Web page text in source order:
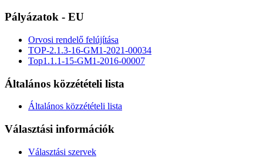
Pályázatok - EU
Orvosi rendelő felújítása
TOP-2.1.3-16-GM1-2021-00034
Top1.1.1-15-GM1-2016-00007
Általános közzétételi lista
Általános közzétételi lista
Választási információk
Választási szervek